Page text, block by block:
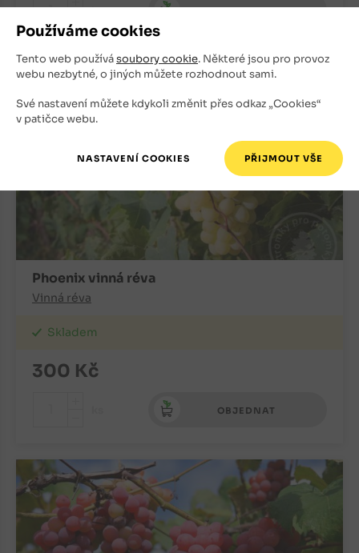
Používáme cookies
Tento web používásoubory cookie. Některé jsou pro provoz
webu nezbytné, o jiných můžete rozhodnout sami.
Své nastavení můžete kdykoli změnit přes odkaz „Cookies“
v patičce webu.
+
-
ks
Phoenix vinná réva
Vinná réva
Skladem
300 Kč
OBJEDNAT